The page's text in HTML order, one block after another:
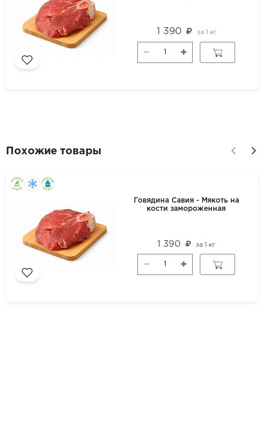
1 390 за 1 кг
Похожие товары
Говядина Савия - Мякоть на
кости замороженная
1 390 за1 кг